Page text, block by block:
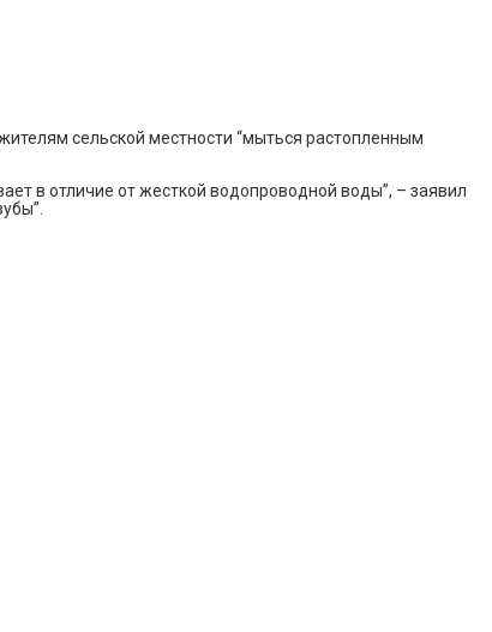
сельской местности “мыться растопленным
в отличие от жесткой водопроводной воды”, – заявил